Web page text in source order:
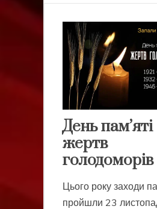
День пам’яті
жертв
голодоморів
Цього року заходи
пройшли 23